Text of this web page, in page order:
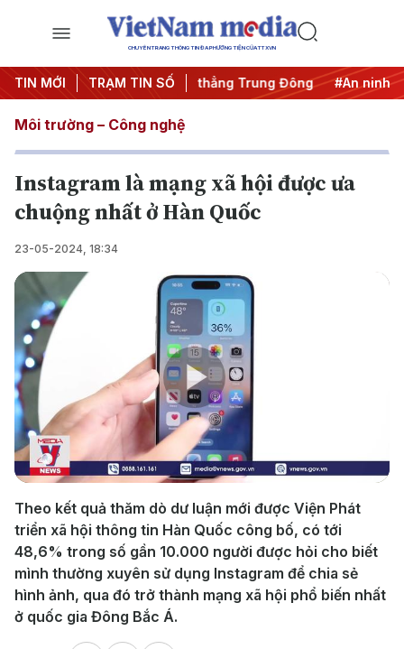
CHUYÊN TRANG THÔNG TIN ĐA PHƯƠNG TIỆN CỦA TTXVN
TIN MỚI TRẠM TIN SỐ
thác IUU #Căng thẳng Trung Đông #An ninh năng
Môi trường – Công nghệ
Instagram là mạng xã hội được ưa
chuộng nhất ở Hàn Quốc
23-05-2024, 18:34
Play
Video
Theo kết quả thăm dò dư luận mới được Viện Phát
triển xã hội thông tin Hàn Quốc công bố, có tới
48,6% trong số gần 10.000 người được hỏi cho biết
mình thường xuyên sử dụng Instagram để chia sẻ
hình ảnh, qua đó trở thành mạng xã hội phổ biến nhất
ở quốc gia Đông Bắc Á.